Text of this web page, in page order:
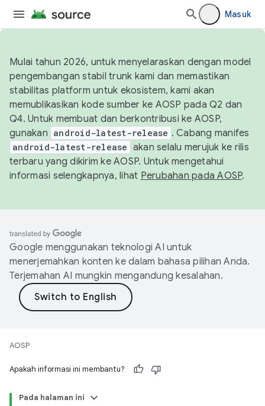
Masuk
Mulai tahun 2026, untuk menyelaraskan dengan model
pengembangan stabil trunk kami dan memastikan
stabilitas platform untuk ekosistem, kami akan
memublikasikan kode sumber ke AOSP pada Q2 dan
Q4. Untuk membuat dan berkontribusi ke AOSP,
gunakan android-latest-release . Cabang manifes
android-latest-release akan selalu merujuk ke rilis
terbaru yang dikirim ke AOSP. Untuk mengetahui
informasi selengkapnya, lihat Perubahan pada AOSP.
Google menggunakan teknologi AI untuk
menerjemahkan konten ke dalam bahasa pilihan Anda.
Terjemahan AI mungkin mengandung kesalahan.
AOSP
Apakah informasi ini membantu?
Pada halaman ini